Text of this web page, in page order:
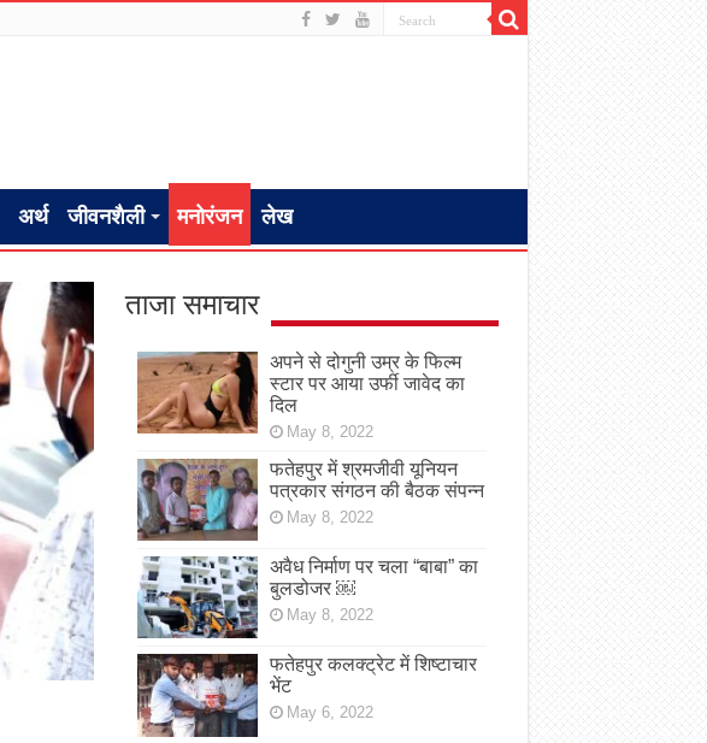
अर्थ जीवनशैली मनोरंजन लेख
ताजा समाचार
अपने से दोगुनी उम्र के फिल्म
स्टार पर आया उर्फी जावेद का
दिल
May 8, 2022
फतेहपुर में श्रमजीवी यूनियन
पत्रकार संगठन की बैठक संपन्न
May 8, 2022
अवैध निर्माण पर चला “बाबा” का
बुलडोजर ￼
May 8, 2022
फतेहपुर कलक्ट्रेट में शिष्टाचार
भेंट
May 6, 2022